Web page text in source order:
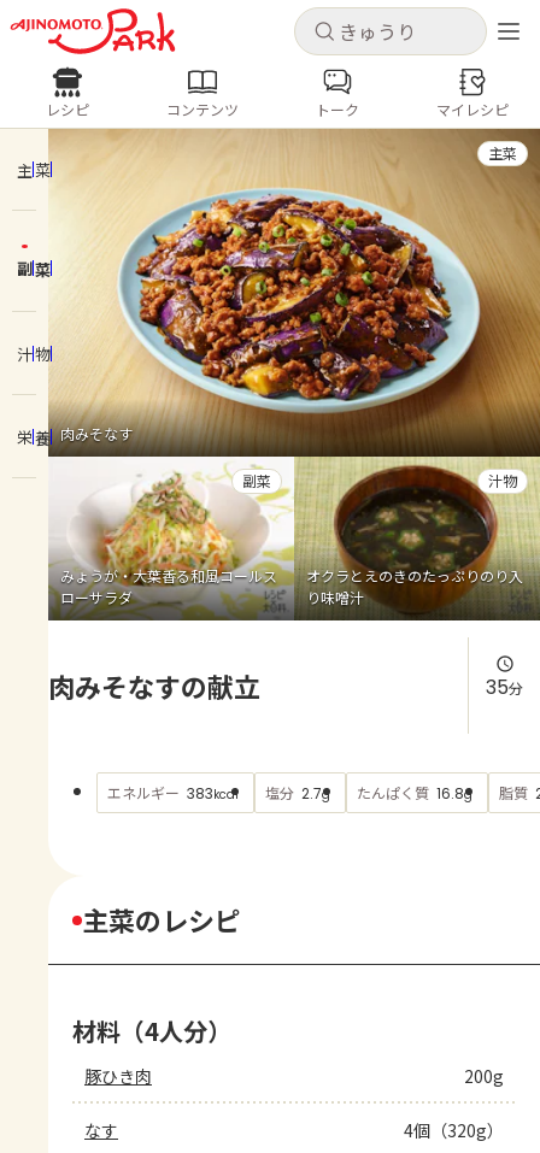
キャンセル
ログインするとレシピを保存できます
新規登録
ホーム
コンテンツ
レシピ
トーク
よくあるお問い合わせ
お買い物
AJINOMOTO PARK とは
キャンセル
レシピ コンテンツ
人気の食材・レシピ
きゅうり なす トマト
とうもろこし
ピーマン
みょうが ゴーヤ
レシピ コンテンツ トーク マイレシピ
主菜
副菜
汁物
栄養 肉みそなす
主菜
みょうが・大葉香る和風コールス
ローサラダ
副菜
オクラとえのきのたっぷりのり入
り味噌汁
汁物
肉みそなすの献立 35分
エネルギー 383kcal 塩分 2.7g たんぱく質 16.8g 脂質
主菜のレシピ
材料（4人分）
豚ひき肉 200g
なす 4個（320g）